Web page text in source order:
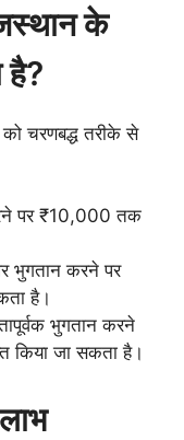
के
है?
को चरणबद्ध तरीके से
पर ₹10,000 तक
भुगतान करने पर
है।
भुगतान करने
किया जा सकता है।